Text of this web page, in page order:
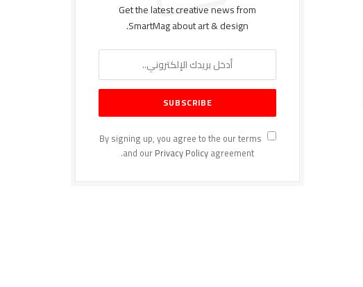
Get the latest creative news from
SmartMag about art & design.
By signing up, you agree to the our terms
and ourPrivacy Policyagreement.